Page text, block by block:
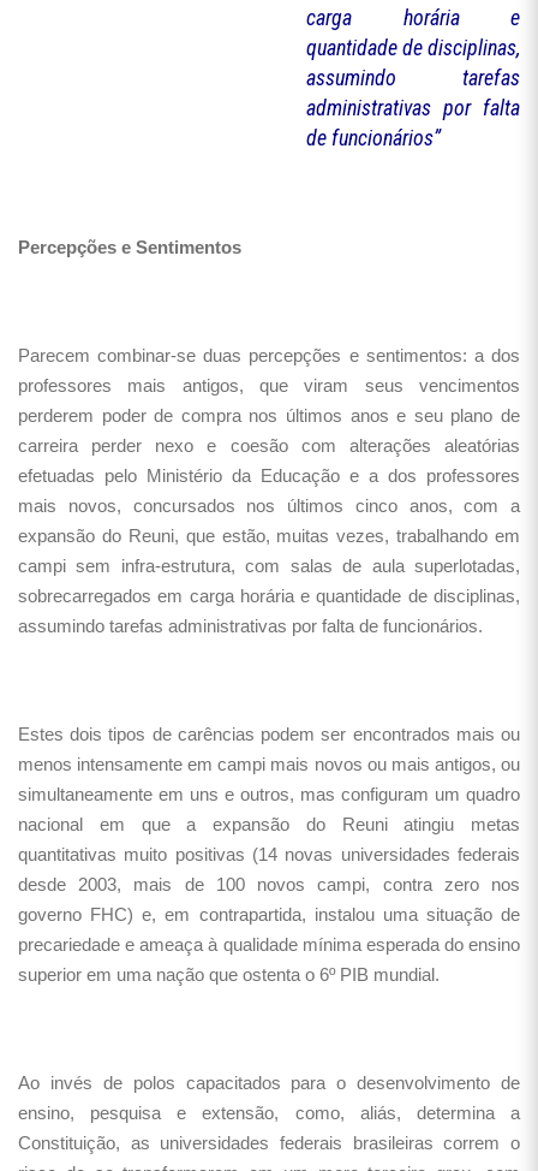
carga horária e
quantidade de disciplinas,
assumindo tarefas
administrativas por falta
de funcionários”
Percepções e Sentimentos
Parecem combinar-se duas percepções e sentimentos: a dos
professores mais antigos, que viram seus vencimentos
perderem poder de compra nos últimos anos e seu plano de
carreira perder nexo e coesão com alterações aleatórias
efetuadas pelo Ministério da Educação e a dos professores
mais novos, concursados nos últimos cinco anos, com a
expansão do Reuni, que estão, muitas vezes, trabalhando em
campi sem infra-estrutura, com salas de aula superlotadas,
sobrecarregados em carga horária e quantidade de disciplinas,
assumindo tarefas administrativas por falta de funcionários.
Estes dois tipos de carências podem ser encontrados mais ou
menos intensamente em campi mais novos ou mais antigos, ou
simultaneamente em uns e outros, mas configuram um quadro
nacional em que a expansão do Reuni atingiu metas
quantitativas muito positivas (14 novas universidades federais
desde 2003, mais de 100 novos campi, contra zero nos
governo FHC) e, em contrapartida, instalou uma situação de
precariedade e ameaça à qualidade mínima esperada do ensino
superior em uma nação que ostenta o 6º PIB mundial.
Ao invés de polos capacitados para o desenvolvimento de
ensino, pesquisa e extensão, como, aliás, determina a
Constituição, as universidades federais brasileiras correm o